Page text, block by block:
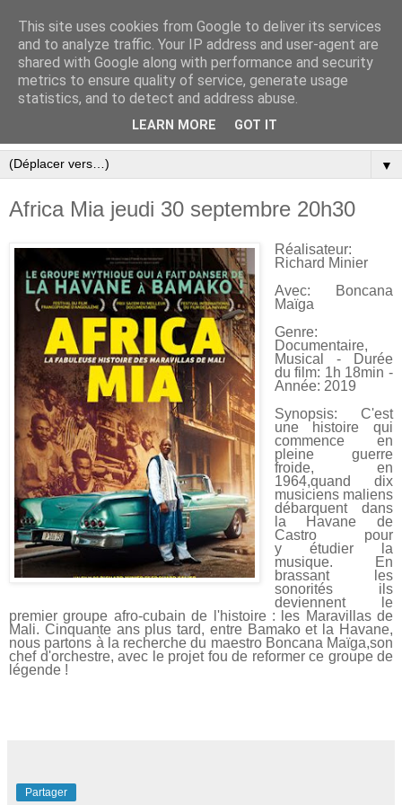
▼
Africa Mia jeudi 30 septembre 20h30
Réalisateur:
Richard Minier
Avec: Boncana
Maïga
Genre:
Documentaire,
Musical - Durée
du film: 1h 18min -
Année: 2019
Synopsis: C'est
une histoire qui
commence en
pleine guerre
froide, en
1964,quand dix
musiciens maliens
débarquent dans
la Havane de
Castro pour
y étudier la
musique. En
brassant les
sonorités ils
deviennent le
premier groupe afro-cubain de l'histoire : les Maravillas de
Mali. Cinquante ans plus tard, entre Bamako et la Havane,
nous partons à la recherche du maestro Boncana Maïga,son
chef d'orchestre, avec le projet fou de reformer ce groupe de
légende !
Partager
This site uses cookies from Google to deliver its services
and to analyze traffic. Your IP address and user-agent are
shared with Google along with performance and security
metrics to ensure quality of service, generate usage
statistics, and to detect and address abuse.
LEARN MORE GOT IT